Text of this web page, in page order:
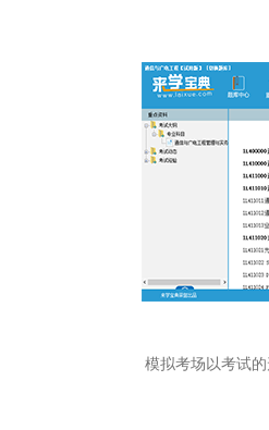
模拟考场以考试